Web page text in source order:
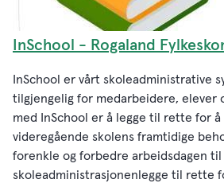
InSchool - Rogaland
InSchool er vårt skoleadministrative
tilgjengelig for medarbeidere, elever
med InSchool er å legge til rette for
videregående skolens framtidige
forenkle og forbedre arbeidsdagen
skoleadministrasjonenlegge til rette